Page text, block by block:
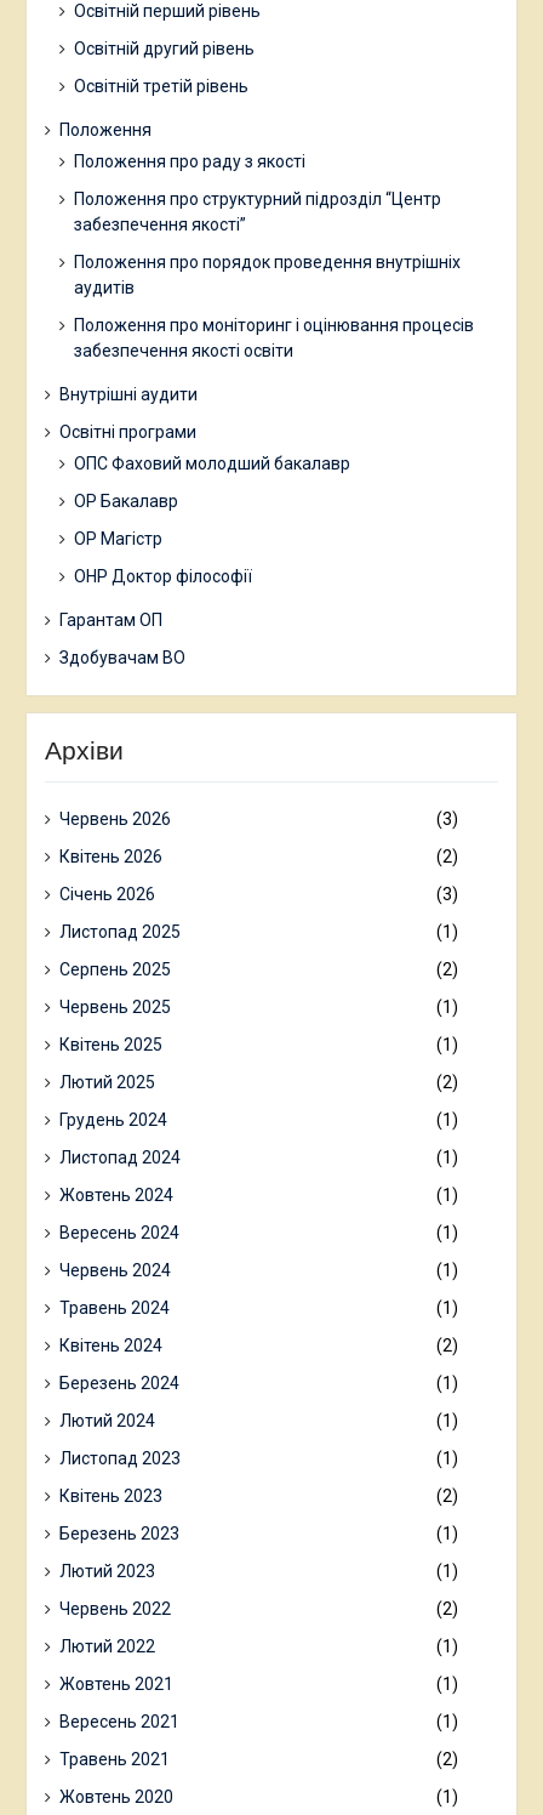
Освітній перший рівень
Освітній другий рівень
Освітній третій рівень
Положення
Положення про раду з якості
Положення про структурний підрозділ “Центр
забезпечення якості”
Положення про порядок проведення внутрішніх
аудитів
Положення про моніторинг і оцінювання процесів
забезпечення якості освіти
Внутрішні аудити
Освітні програми
ОПС Фаховий молодший бакалавр
ОР Бакалавр
ОР Магістр
ОНР Доктор філософії
Гарантам ОП
Здобувачам ВО
Архіви
Червень 2026
(3)
Квітень 2026
(2)
Січень 2026
(3)
Листопад 2025
(1)
Серпень 2025
(2)
Червень 2025
(1)
Квітень 2025
(1)
Лютий 2025
(2)
Грудень 2024
(1)
Листопад 2024
(1)
Жовтень 2024
(1)
Вересень 2024
(1)
Червень 2024
(1)
Травень 2024
(1)
Квітень 2024
(2)
Березень 2024
(1)
Лютий 2024
(1)
Листопад 2023
(1)
Квітень 2023
(2)
Березень 2023
(1)
Лютий 2023
(1)
Червень 2022
(2)
Лютий 2022
(1)
Жовтень 2021
(1)
Вересень 2021
(1)
Травень 2021
(2)
Жовтень 2020
(1)